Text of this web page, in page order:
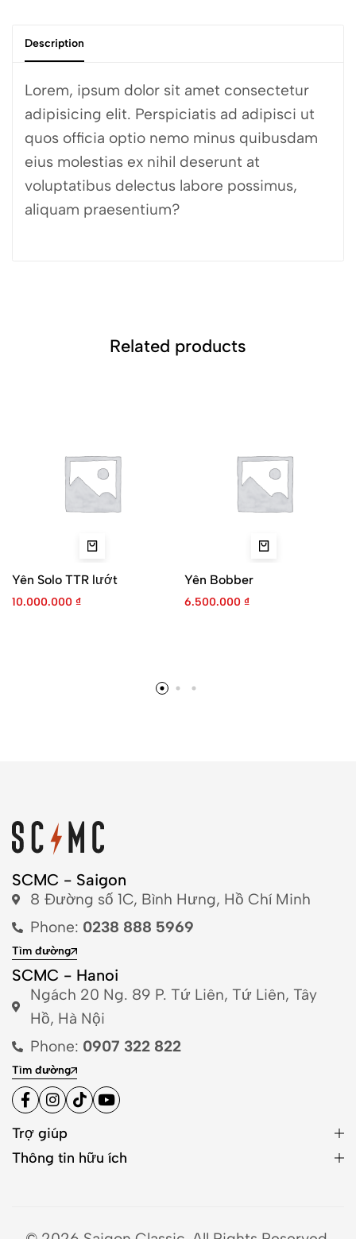
Description
Lorem, ipsum dolor sit amet consectetur
adipisicing elit. Perspiciatis ad adipisci ut
quos officia optio nemo minus quibusdam
eius molestias ex nihil deserunt at
voluptatibus delectus labore possimus,
aliquam praesentium?
Related products
Yên Solo TTR lướt
10.000.000 ₫
Yên Bobber
6.500.000 ₫
SCMC - Saigon
8 Đường số 1C, Bình Hưng, Hồ Chí Minh
Phone: 0238 888 5969
Tìm đường
SCMC - Hanoi
Ngách 20 Ng. 89 P. Tứ Liên, Tứ Liên, Tây
Hồ, Hà Nội
Phone: 0907 322 822
Tìm đường
Trợ giúp
Thông tin hữu ích